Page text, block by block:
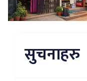
सुचनाहरु